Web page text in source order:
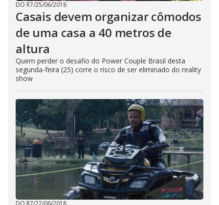
DO R7/25/06/2018
Casais devem organizar cômodos
de uma casa a 40 metros de
altura
Quem perder o desafio do Power Couple Brasil desta
segunda-feira (25) corre o risco de ser eliminado do reality
show
DO R7/22/06/2018